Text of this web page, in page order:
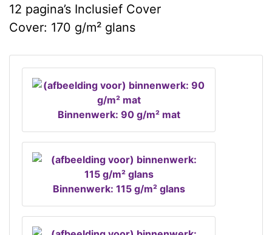
12 pagina’s Inclusief Cover
Cover: 170 g/m² glans
Binnenwerk: 90 g/m² mat
Binnenwerk: 115 g/m² glans